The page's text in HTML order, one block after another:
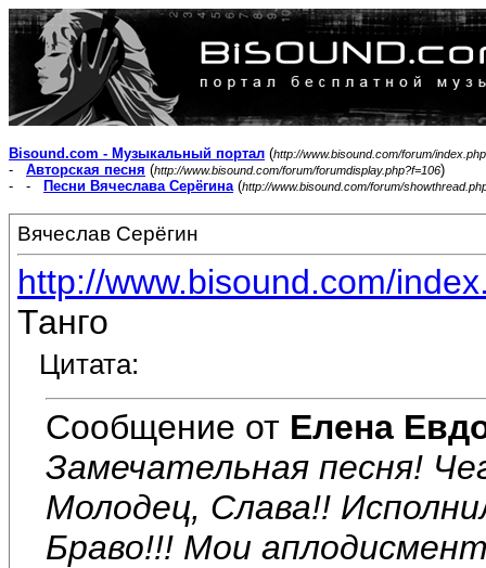
Bisound.com - Музыкальный портал (http://www.bisound.com/forum/index.php
- Авторская песня (http://www.bisound.com/forum/forumdisplay.php?f=106)
- -
Песни Вячеслава Серёгина(http://www.bisound.com/forum/
Вячеслав Серёгин
http://www.bisound.com/
Танго
Цитата:
Сообщение от Елена
Замечательная песня!
Молодец, Слава!!
Браво!!! Мои